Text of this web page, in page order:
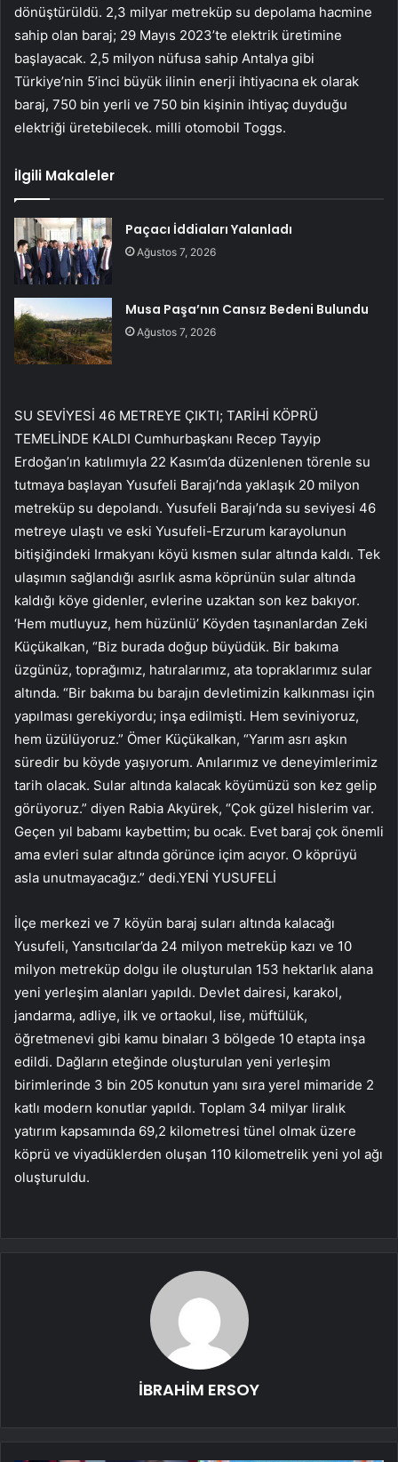
dönüştürüldü. 2,3 milyar metreküp su depolama hacmine
sahip olan baraj; 29 Mayıs 2023’te elektrik üretimine
başlayacak. 2,5 milyon nüfusa sahip Antalya gibi
Türkiye’nin 5’inci büyük ilinin enerji ihtiyacına ek olarak
baraj, 750 bin yerli ve 750 bin kişinin ihtiyaç duyduğu
elektriği üretebilecek. milli otomobil Toggs.
İlgili Makaleler
Paçacı İddiaları Yalanladı
Ağustos 7, 2026
Musa Paşa’nın Cansız Bedeni Bulundu
Ağustos 7, 2026
SU SEVİYESİ 46 METREYE ÇIKTI; TARİHİ KÖPRÜ
TEMELİNDE KALDI Cumhurbaşkanı Recep Tayyip
Erdoğan’ın katılımıyla 22 Kasım’da düzenlenen törenle su
tutmaya başlayan Yusufeli Barajı’nda yaklaşık 20 milyon
metreküp su depolandı. Yusufeli Barajı’nda su seviyesi 46
metreye ulaştı ve eski Yusufeli-Erzurum karayolunun
bitişiğindeki Irmakyanı köyü kısmen sular altında kaldı. Tek
ulaşımın sağlandığı asırlık asma köprünün sular altında
kaldığı köye gidenler, evlerine uzaktan son kez bakıyor.
‘Hem mutluyuz, hem hüzünlü’ Köyden taşınanlardan Zeki
Küçükalkan, “Biz burada doğup büyüdük. Bir bakıma
üzgünüz, toprağımız, hatıralarımız, ata topraklarımız sular
altında. “Bir bakıma bu barajın devletimizin kalkınması için
yapılması gerekiyordu; inşa edilmişti. Hem seviniyoruz,
hem üzülüyoruz.” Ömer Küçükalkan, “Yarım asrı aşkın
süredir bu köyde yaşıyorum. Anılarımız ve deneyimlerimiz
tarih olacak. Sular altında kalacak köyümüzü son kez gelip
görüyoruz.” diyen Rabia Akyürek, “Çok güzel hislerim var.
Geçen yıl babamı kaybettim; bu ocak. Evet baraj çok önemli
ama evleri sular altında görünce içim acıyor. O köprüyü
asla unutmayacağız.” dedi.YENİ YUSUFELİ
İlçe merkezi ve 7 köyün baraj suları altında kalacağı
Yusufeli, Yansıtıcılar’da 24 milyon metreküp kazı ve 10
milyon metreküp dolgu ile oluşturulan 153 hektarlık alana
yeni yerleşim alanları yapıldı. Devlet dairesi, karakol,
jandarma, adliye, ilk ve ortaokul, lise, müftülük,
öğretmenevi gibi kamu binaları 3 bölgede 10 etapta inşa
edildi. Dağların eteğinde oluşturulan yeni yerleşim
birimlerinde 3 bin 205 konutun yanı sıra yerel mimaride 2
katlı modern konutlar yapıldı. Toplam 34 milyar liralık
yatırım kapsamında 69,2 kilometresi tünel olmak üzere
köprü ve viyadüklerden oluşan 110 kilometrelik yeni yol ağı
oluşturuldu.
İBRAHİM ERSOY